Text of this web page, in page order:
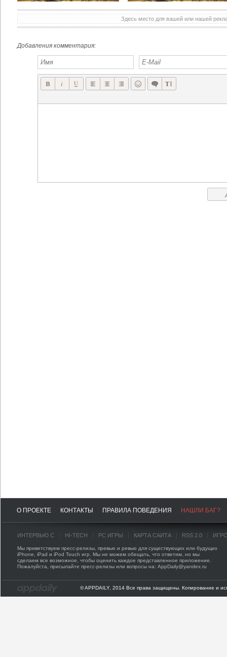
Здесь место для вашей или нашей
Добавления комментария:
О ПРОЕКТЕ КОНТАКТЫ ПРАВИЛА ПОВЕДЕНИЯ НАШЛИ БАГ?
ИНТЕРВЬЮ С HI-TECH PC ИГРЫ КАРТА САЙТА RSS 2.0
Мы приветствуем пресс-релизы, превью и ревью для существующих или будущих
iPhone, iPad и iPod Touch игр. Мы не можем обещать, что ответим, но мы
сделаем все возможное, чтобы оценить каждое представленное приложение.
Пожалуйста, присылайте пресс-релизы или вопросы на: AppDaily@yandex.ru
© APPDAILY, 2014 Все права защищены. Копирование и